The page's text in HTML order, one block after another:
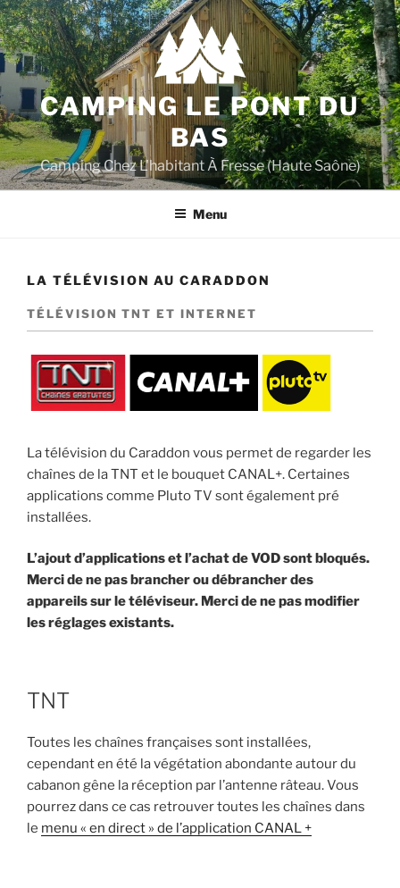
Aller
au
contenu
principal
CAMPING LE PONT DU
BAS
Camping Chez L'habitant À Fresse (Haute Saône)
Menu
LA TÉLÉVISION AU CARADDON
TÉLÉVISION TNT ET INTERNET
La télévision du Caraddon vous permet de regarder les
chaînes de la TNT et le bouquet CANAL+. Certaines
applications comme Pluto TV sont également pré
installées.
L’ajout d’applications et l’achat de VOD sont bloqués.
Merci de ne pas brancher ou débrancher des
appareils sur le téléviseur. Merci de ne pas modifier
les réglages existants.
TNT
Toutes les chaînes françaises sont installées,
cependant en été la végétation abondante autour du
cabanon gêne la réception par l’antenne râteau. Vous
pourrez dans ce cas retrouver toutes les chaînes dans
le menu « en direct » de l’application CANAL +